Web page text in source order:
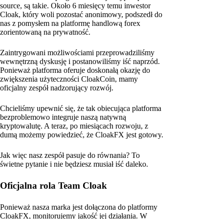
source, są takie. Około 6 miesięcy temu inwestor
Cloak, który woli pozostać anonimowy, podszedł do
nas z pomysłem na platformę handlową forex
zorientowaną na prywatność.
Zaintrygowani możliwościami przeprowadziliśmy
wewnętrzną dyskusję i postanowiliśmy iść naprzód.
Ponieważ platforma oferuje doskonałą okazję do
zwiększenia użyteczności CloakCoin, mamy
oficjalny zespół nadzorujący rozwój.
Chcieliśmy upewnić się, że tak obiecująca platforma
bezproblemowo integruje naszą natywną
kryptowalutę. A teraz, po miesiącach rozwoju, z
dumą możemy powiedzieć, że CloakFX jest gotowy.
Jak więc nasz zespół pasuje do równania? To
świetne pytanie i nie będziesz musiał iść daleko.
Oficjalna rola Team Cloak
Ponieważ nasza marka jest dołączona do platformy
CloakFX, monitorujemy jakość jej działania. W